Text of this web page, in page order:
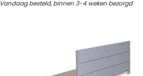
Vandaag besteld, binnen 3-4 weken bezorgd